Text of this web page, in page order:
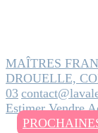
MAÎTRES
DROUELLE,
03
EstimerVendre